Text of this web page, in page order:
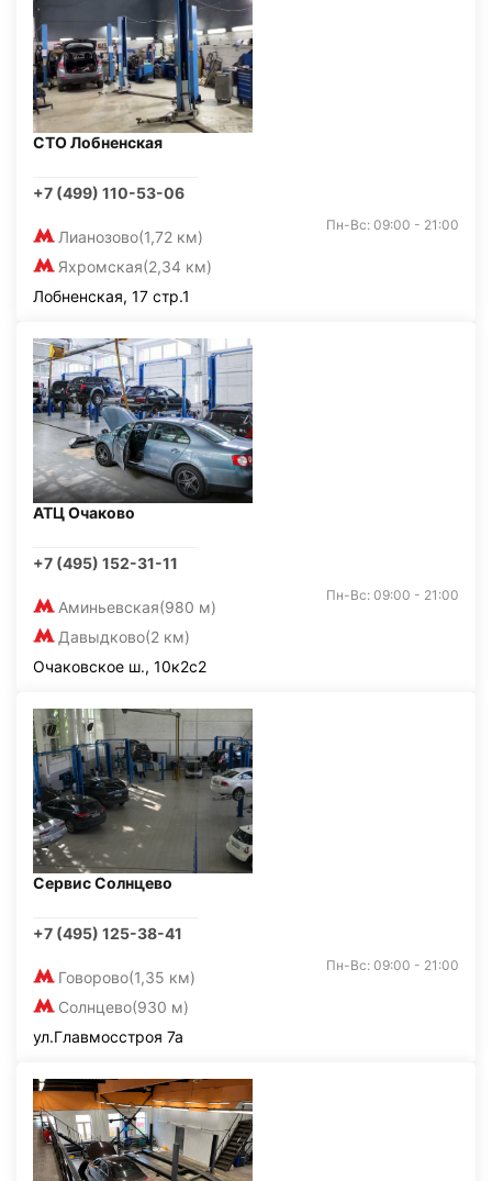
СТО Лобненская
+7 (499) 110-53-06
Лианозово(1,72 км)
Яхромская(2,34 км)
Пн-Вс: 09:00 - 21:00
Лобненская, 17 стр.1
АТЦ Очаково
+7 (495) 152-31-11
Аминьевская(980 м)
Давыдково(2 км)
Пн-Вс: 09:00 - 21:00
Очаковское ш., 10к2с2
Сервис Солнцево
+7 (495) 125-38-41
Говорово(1,35 км)
Солнцево(930 м)
Пн-Вс: 09:00 - 21:00
ул.Главмосстроя 7а